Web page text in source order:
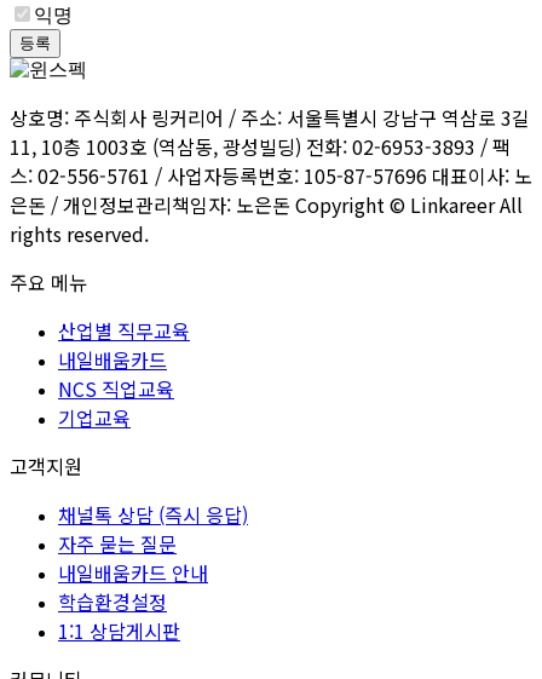
익명
등록
상호명: 주식회사 링커리어 / 주소: 서울특별시 강남구 역삼로 3길
11, 10층 1003호 (역삼동, 광성빌딩) 전화: 02-6953-3893 / 팩
스: 02-556-5761 / 사업자등록번호: 105-87-57696 대표이사: 노
은돈 / 개인정보관리책임자: 노은돈 Copyright © Linkareer All
rights reserved.
주요 메뉴
산업별 직무교육
내일배움카드
NCS 직업교육
기업교육
고객지원
채널톡 상담 (즉시 응답)
자주 묻는 질문
내일배움카드 안내
학습환경설정
1:1 상담게시판